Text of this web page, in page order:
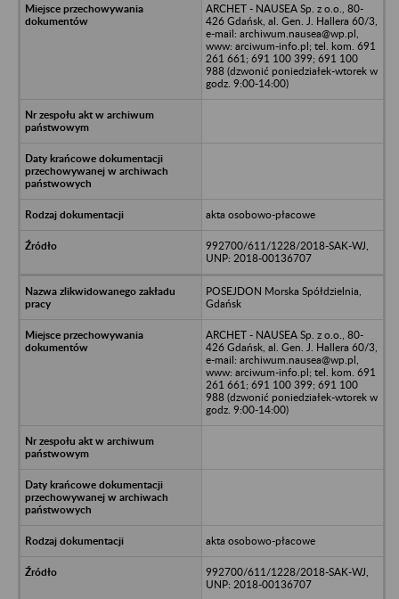
ARCHET - NAUSEA Sp. z o.o., 80-
426 Gdańsk, al. Gen. J. Hallera 60/3,
e-mail: archiwum.nausea@wp.pl,
www: arciwum-info.pl; tel. kom. 691
261 661; 691 100 399; 691 100
988 (dzwonić poniedziałek-wtorek w
godz. 9:00-14:00)
akta osobowo-płacowe
992700/611/1228/2018-SAK-WJ,
UNP: 2018-00136707
POSEJDON Morska Spółdzielnia,
Gdańsk
ARCHET - NAUSEA Sp. z o.o., 80-
426 Gdańsk, al. Gen. J. Hallera 60/3,
e-mail: archiwum.nausea@wp.pl,
www: arciwum-info.pl; tel. kom. 691
261 661; 691 100 399; 691 100
988 (dzwonić poniedziałek-wtorek w
godz. 9:00-14:00)
akta osobowo-płacowe
992700/611/1228/2018-SAK-WJ,
UNP: 2018-00136707